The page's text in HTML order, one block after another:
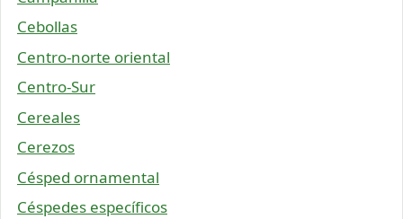
Cebollas
Centro-norte oriental
Centro-Sur
Cereales
Cerezos
Césped ornamental
Céspedes específicos